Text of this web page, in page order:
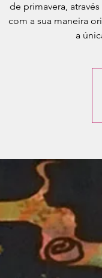
de primavera,
com a sua maneira